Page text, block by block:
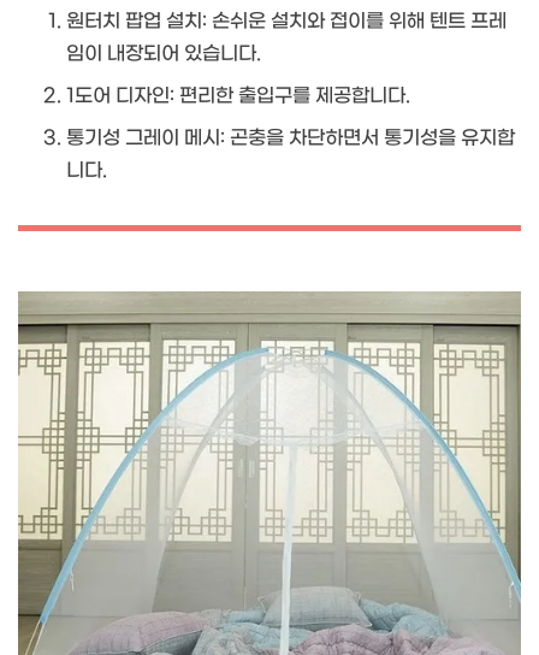
원터치 팝업 설치: 손쉬운 설치와 접이를 위해 텐트 프레
임이 내장되어 있습니다.
1도어 디자인: 편리한 출입구를 제공합니다.
통기성 그레이 메시: 곤충을 차단하면서 통기성을 유지합
니다.